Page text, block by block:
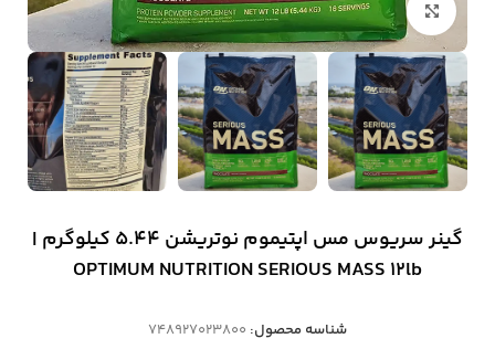
بزرگنمایی تصویر
گینر سریوس مس اپتیموم نوتریشن 5.44 کیلوگرم |
OPTIMUM NUTRITION SERIOUS MASS 12lb
شناسه محصول: 748927023800